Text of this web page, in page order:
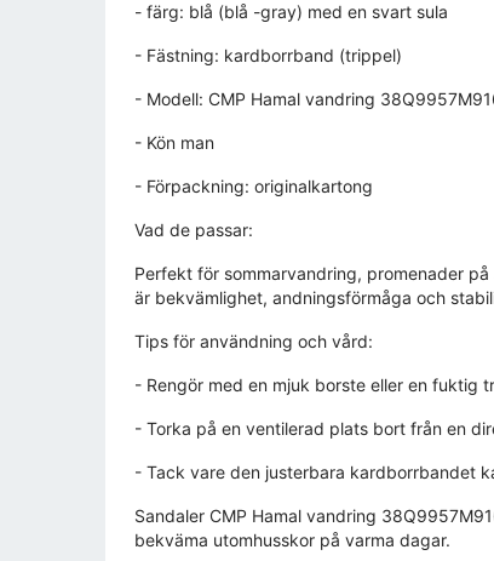
- färg: blå (blå -gray) med en svart sula
- Fästning: kardborrband (trippel)
- Modell: CMP Hamal vandring
- Kön man
- Förpackning: originalkartong
Vad de passar:
Perfekt för sommarvandring, promenader
är bekvämlighet, andningsförmåga och
Tips för användning och vård:
- Rengör med en mjuk borste eller en fuktig
- Torka på en ventilerad plats bort från en
- Tack vare den justerbara kardborrbandet
Sandaler CMP Hamal vandring
bekväma utomhusskor på varma dagar.